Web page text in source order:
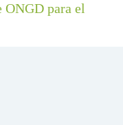
ONGD para el